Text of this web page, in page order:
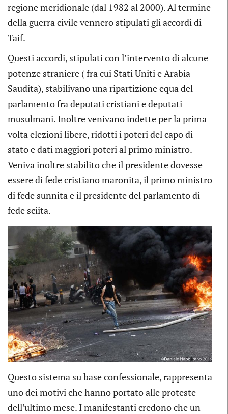
regione meridionale (dal 1982 al 2000). Al termine
della guerra civile vennero stipulati gli accordi di
Taif.
Questi accordi, stipulati con l’intervento di alcune
potenze straniere ( fra cui Stati Uniti e Arabia
Saudita), stabilivano una ripartizione equa del
parlamento fra deputati cristiani e deputati
musulmani. Inoltre venivano indette per la prima
volta elezioni libere, ridotti i poteri del capo di
stato e dati maggiori poteri al primo ministro.
Veniva inoltre stabilito che il presidente dovesse
essere di fede cristiano maronita, il primo ministro
di fede sunnita e il presidente del parlamento di
fede sciita.
Questo sistema su base confessionale, rappresenta
uno dei motivi che hanno portato alle proteste
dell’ultimo mese. I manifestanti credono che un